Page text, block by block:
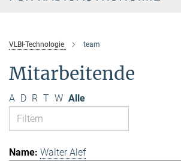
VLBI-Technologie team
Mitarbeitende
A D R T W Alle
Walter Alef